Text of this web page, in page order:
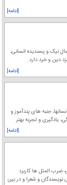
[ادامه]
نیک و پسندیده انسانی،
دین و خرد دارد.
[ادامه]
جنبه های پندآموز و
یادگیری و تجربه بهتر
[ادامه]
ضرب المثل ها کاربرد
نویسندگان و شعرا و در بین